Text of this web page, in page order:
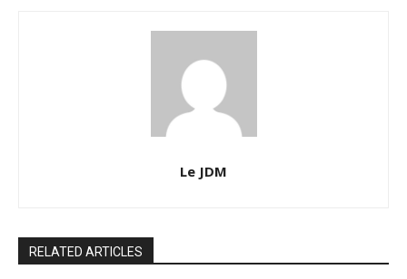
Le JDM
RELATED ARTICLES